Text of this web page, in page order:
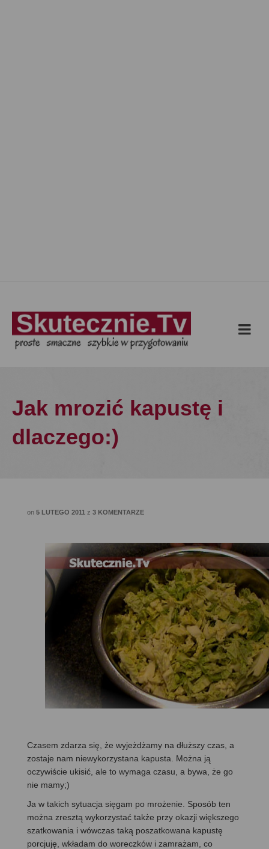
Jak mrozić kapustę i
dlaczego:)
on 5 LUTEGO 2011 z 3 KOMENTARZE
Czasem zdarza się, że wyjeżdżamy na dłuższy czas, a
zostaje nam niewykorzystana kapusta. Można ją
oczywiście ukisić, ale to wymaga czasu, a bywa, że go
nie mamy;)
Ja w takich sytuacja sięgam po mrożenie. Sposób ten
można zresztą wykorzystać także przy okazji większego
szatkowania i wówczas taką poszatkowana kapustę
porcjuję, wkładam do woreczków i zamrażam, co